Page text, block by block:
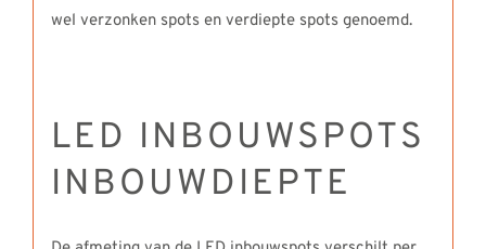
wel verzonken spots en verdiepte spots genoemd.
LED INBOUWSPOTS
INBOUWDIEPTE